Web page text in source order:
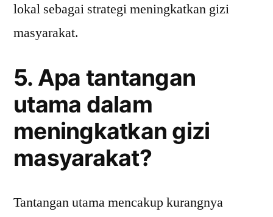
lokal sebagai strategi meningkatkan gizi
masyarakat.
5. Apa tantangan
utama dalam
meningkatkan gizi
masyarakat?
Tantangan utama mencakup kurangnya